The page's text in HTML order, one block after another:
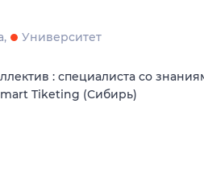
Университет
: специалиста со
Tiketing (Сибирь)